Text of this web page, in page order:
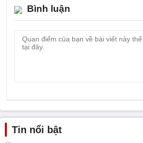
Bình luận
Tin nổi bật